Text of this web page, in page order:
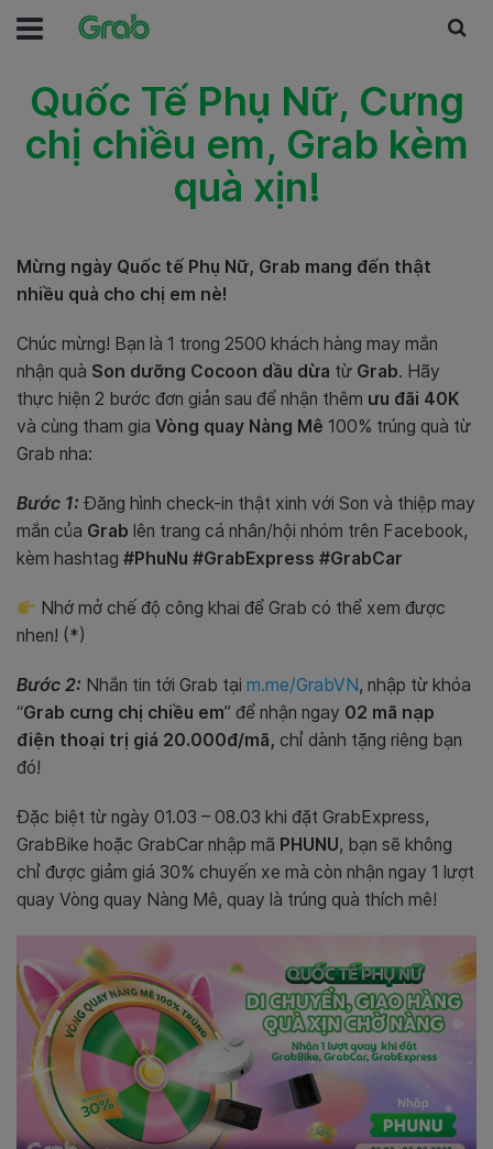
Quốc Tế Phụ Nữ, Cưng
chị chiều em, Grab kèm
quà xịn!
Mừng ngày Quốc tế Phụ Nữ, Grab mang đến thật
nhiều quà cho chị em nè!
Chúc mừng! Bạn là 1 trong 2500 khách hàng may mắn
nhận quà Son dưỡng Cocoon dầu dừa từ Grab. Hãy
thực hiện 2 bước đơn giản sau để nhận thêm ưu đãi 40K
và cùng tham gia Vòng quay Nàng Mê 100% trúng quà từ
Grab nha:
Bước 1: Đăng hình check-in thật xinh với Son và thiệp may
mắn của Grab lên trang cá nhân/hội nhóm trên Facebook,
kèm hashtag #PhuNu #GrabExpress #GrabCar
Nhớ mở chế độ công khai để Grab có thể xem được
nhen! (*)
Bước 2: Nhắn tin tới Grab tại m.me/GrabVN, nhập từ khóa
“Grab cưng chị chiều em” để nhận ngay 02 mã nạp
điện thoại trị giá 20.000đ/mã, chỉ dành tặng riêng bạn
đó!
Đặc biệt từ ngày 01.03 – 08.03 khi đặt GrabExpress,
GrabBike hoặc GrabCar nhập mã PHUNU, bạn sẽ không
chỉ được giảm giá 30% chuyến xe mà còn nhận ngay 1 lượt
quay Vòng quay Nàng Mê, quay là trúng quà thích mê!